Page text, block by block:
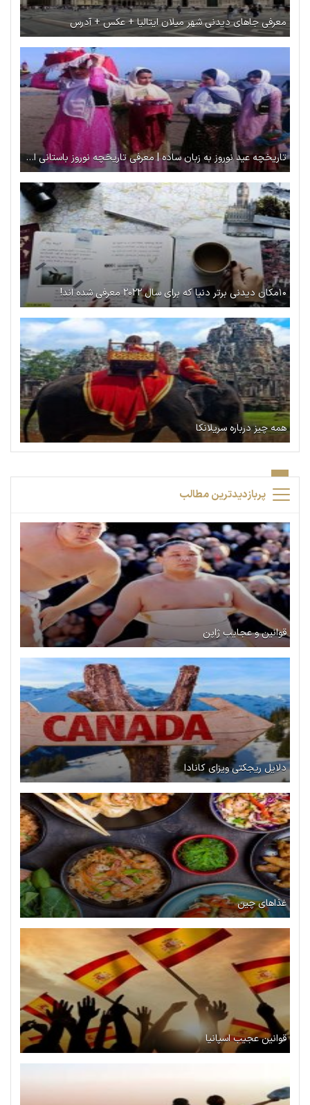
معرفی جاهای دیدنی شهر میلان ایتالیا + عکس + آدرس
تاریخچه عید نوروز به زبان ساده | معرفی تاریخچه نوروز باستانی ایران
۱۰مکان دیدنی برتر دنیا که برای سال ۲۰۲۲ معرفی شده اند!
همه چیز درباره سریلانکا
پربازدیدترین مطالب
قوانین و عجایب ژاپن
دلایل ریجکتی ویزای کانادا
غذاهای چین
قوانین عجیب اسپانیا